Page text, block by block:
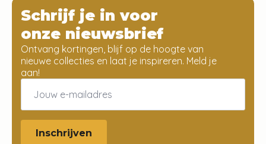
Schrijf je in voor
onze nieuwsbrief
Ontvang kortingen, blijf op de hoogte van
nieuwe collecties en laat je inspireren. Meld je
aan!
Email
Inschrijven